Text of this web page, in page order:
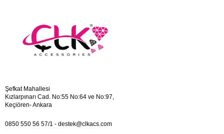
Şefkat Mahallesi
Kızlarpınarı Cad. No:55 No:64 ve No:97,
Keçiören- Ankara
0850 550 56 57/1 - destek@clkacs.com